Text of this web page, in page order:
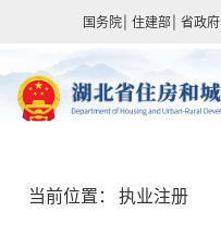
国务院 住建部 省政府
当前位置： 执业注册